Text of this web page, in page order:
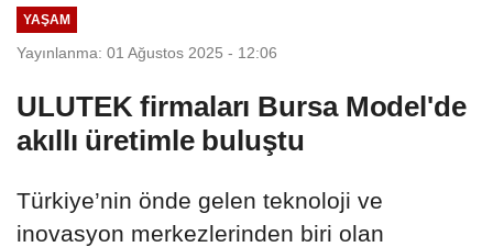
YAŞAM
Yayınlanma: 01 Ağustos 2025 - 12:06
ULUTEK firmaları Bursa Model'de
akıllı üretimle buluştu
Türkiye’nin önde gelen teknoloji ve
inovasyon merkezlerinden biri olan